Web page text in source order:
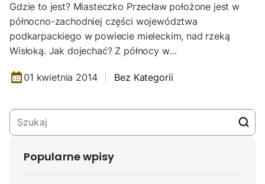
Gdzie to jest? Miasteczko Przecław położone jest w
północno-zachodniej części województwa
podkarpackiego w powiecie mieleckim, nad rzeką
Wisłoką. Jak dojechać? Z północy w…
01 kwietnia 2014 Bez Kategorii
Popularne wpisy